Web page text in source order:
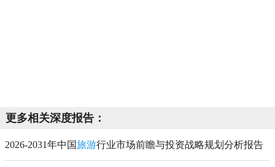
更多相关深度报告：
2026-2031年中国旅游行业市场前瞻与投资战略规划分析报告